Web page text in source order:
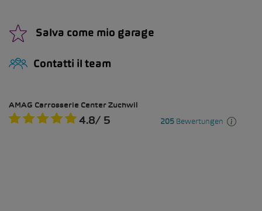
Salva come mio garage
Contatti il team